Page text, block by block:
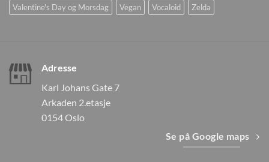
Valentine's Day og Morsdag
Vegan Vocaloid Zelda
Adresse
Karl Johans Gate 7
Arkaden 2.etasje
0154 Oslo
Se på Google maps